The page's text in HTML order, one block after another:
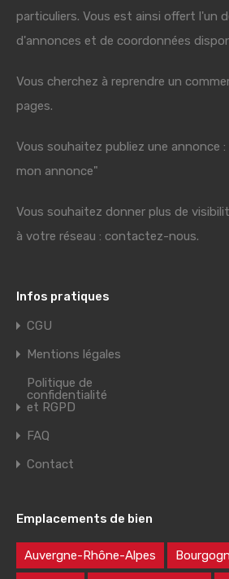
particuliers. Vous est ainsi offert l'un
d'annonces et de coordonnées
Vous cherchez à reprendre un
pages.
Vous souhaitez publiez une annonce
mon annonce"
Vous souhaitez donner plus de
à votre réseau : contactez-nous.
Infos pratiques
CGU
Mentions légales
Politique de
confidentialité
et RGPD
FAQ
Contact
Emplacements de bien
Auvergne-Rhône-Alpes